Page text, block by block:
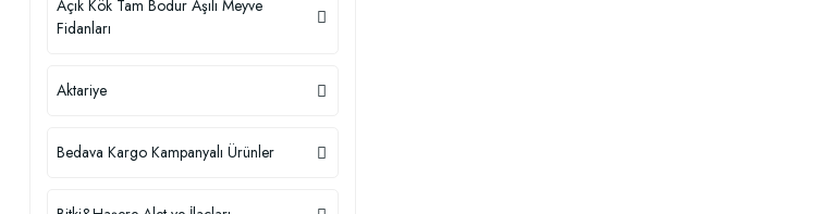
Açık Kök Tam Bodur Aşılı Meyve
Fidanları
Aktariye
Bedava Kargo Kampanyalı Ürünler